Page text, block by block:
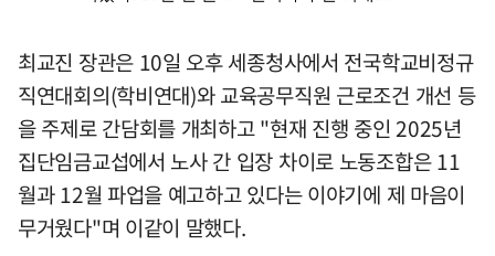
최교진 장관은 10일 오후 세종청사에서 전국학교비정규
직연대회의(학비연대)와 교육공무직원 근로조건 개선 등
을 주제로 간담회를 개최하고 "현재 진행 중인 2025년
집단임금교섭에서 노사 간 입장 차이로 노동조합은 11
월과 12월 파업을 예고하고 있다는 이야기에 제 마음이
무거웠다"며 이같이 말했다.